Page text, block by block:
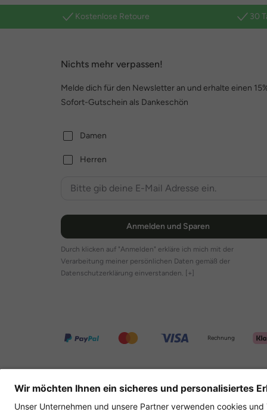
Kostenlose Retoure 30
Nichts mehr verpassen!
Melde dich für den Newsletter an und erhalte einen
Sofort-Gutschein als Dankeschön
Damen
Herren
Anmelden und Sparen
Durch klicken auf "Anmelden" erkläre ich mich mit der
Verarbeitung meiner persönlichen Daten gemäß der
Datenschutzerklärung einverstanden. [+]
Rechnung